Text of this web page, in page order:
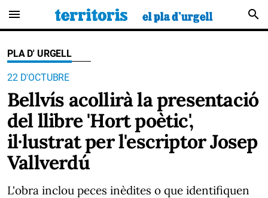
menu search
PLA D' URGELL
22 D'OCTUBRE
Bellvís acollirà la presentació
del llibre 'Hort poètic',
il·lustrat per l'escriptor Josep
Vallverdú
L'obra inclou peces inèdites o que identifiquen